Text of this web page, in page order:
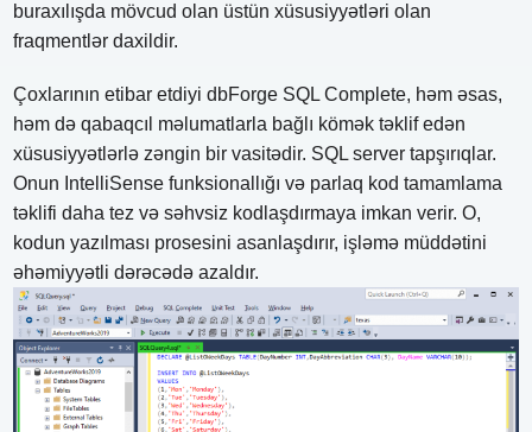
buraxılışda mövcud olan üstün xüsusiyyətləri olan
fraqmentlər daxildir.
Çoxlarının etibar etdiyi dbForge SQL Complete, həm əsas,
həm də qabaqcıl məlumatlarla bağlı kömək təklif edən
xüsusiyyətlərlə zəngin bir vasitədir. SQL server tapşırıqlar.
Onun IntelliSense funksionallığı və parlaq kod tamamlama
təklifi daha tez və səhvsiz kodlaşdırmaya imkan verir. O,
kodun yazılması prosesini asanlaşdırır, işləmə müddətini
əhəmiyyətli dərəcədə azaldır.